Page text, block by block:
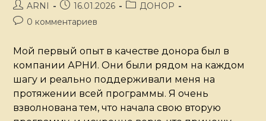
ARNI 16.01.2026
ДОНОР
0 комментариев
Мой первый опыт в качестве донора был в
компании АРНИ. Они были рядом на каждом
шагу и реально поддерживали меня на
протяжении всей программы. Я очень
взволнована тем, что начала свою вторую